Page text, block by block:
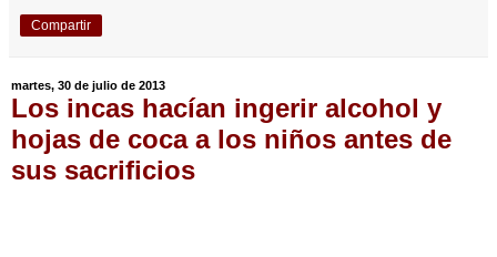
Compartir
martes, 30 de julio de 2013
Los incas hacían ingerir alcohol y
hojas de coca a los niños antes de
sus sacrificios